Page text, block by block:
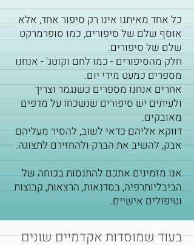
כל אחד מאיתנו אינו רק סיפור אחד, אלא
אוסף שלם של סיפורים, כמו סופרמרקט
שלם של סיפורים.
חלק מהסיפורים - כמו לחם וקוטג' - אנחנו
מספרים כמעט מידי יום.
אחרים אנחנו מספרים כשנגמר וצריך
ולעיתים יש סיפורים שנשכחו על מדפים
מאובקים.
דווקא אליהם כדאי לשוב, להסיר מעליהם
אבק, להשיב את הברק ולהחזירם לתצוגה.
אנו מזמינים אתכם להתנסות בכוחה של
הביבליותרפיה, בסדנאות, הרצאות, קבוצות
וטיפולים אישיים.
בעוד שמוסדות אקדמיים שונים